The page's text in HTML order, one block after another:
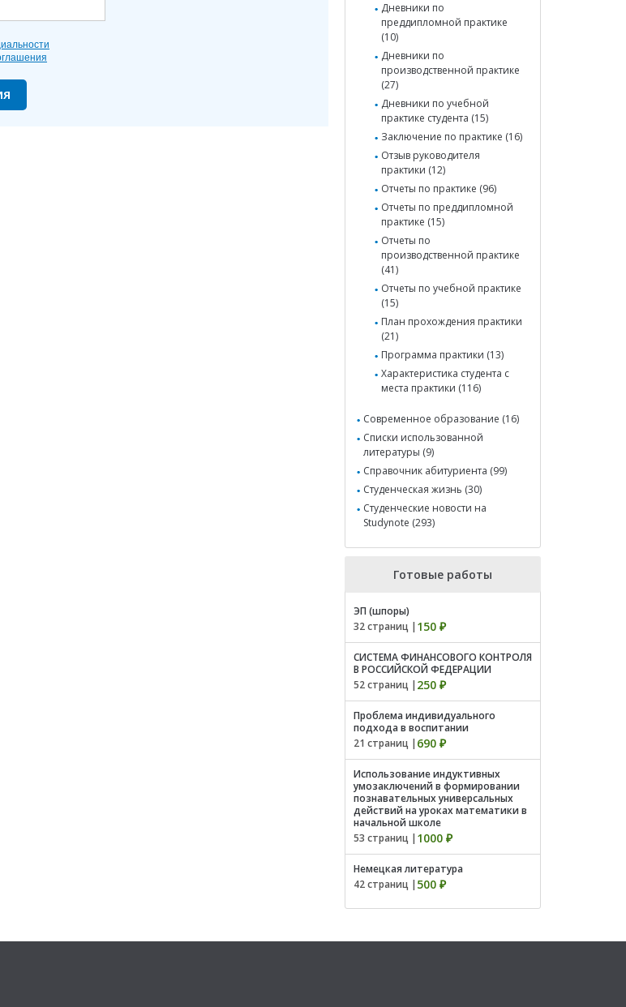
Дневники по
преддипломной практике
(10)
Дневники по
производственной практике
(27)
Дневники по учебной
практике студента (15)
Заключение по практике (16)
Отзыв руководителя
практики (12)
Отчеты по практике (96)
Отчеты по преддипломной
практике (15)
Отчеты по
производственной практике
(41)
Отчеты по учебной практике
(15)
План прохождения практики
(21)
Программа практики (13)
Характеристика студента с
места практики (116)
Современное образование (16)
Списки использованной
литературы (9)
Справочник абитуриента (99)
Студенческая жизнь (30)
Студенческие новости на
Studynote (293)
Готовые работы
ЭП (шпоры)
32 страниц | 150 ₽
СИСТЕМА ФИНАНСОВОГО КОНТРОЛЯ
В РОССИЙСКОЙ ФЕДЕРАЦИИ
52 страниц | 250 ₽
Проблема индивидуального
подхода в воспитании
21 страниц | 690 ₽
Использование индуктивных
умозаключений в формировании
познавательных универсальных
действий на уроках математики в
начальной школе
53 страниц | 1000 ₽
Немецкая литература
42 страниц | 500 ₽